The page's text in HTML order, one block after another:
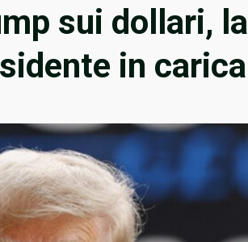
sui dollari, la
in carica